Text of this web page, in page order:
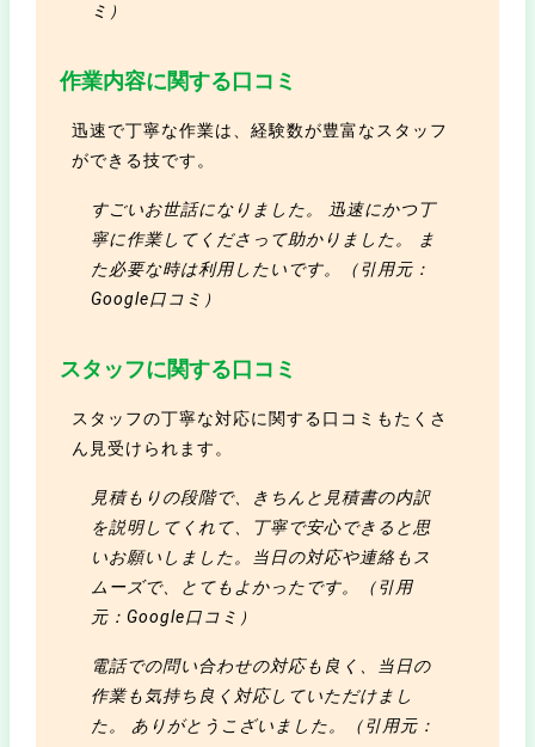
ミ）
作業内容に関する口コミ
迅速で丁寧な作業は、経験数が豊富なスタッフ
ができる技です。
すごいお世話になりました。 迅速にかつ丁
寧に作業してくださって助かりました。 ま
た必要な時は利用したいです。（引用元：
Google口コミ）
スタッフに関する口コミ
スタッフの丁寧な対応に関する口コミもたくさ
ん見受けられます。
見積もりの段階で、きちんと見積書の内訳
を説明してくれて、丁寧で安心できると思
いお願いしました。当日の対応や連絡もス
ムーズで、とてもよかったです。（引用
元：Google口コミ）
電話での問い合わせの対応も良く、当日の
作業も気持ち良く対応していただけまし
た。 ありがとうこざいました。（引用元：